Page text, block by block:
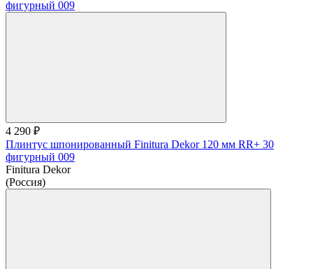
4 290 ₽
Плинтус шпонированный Finitura Dekor 120 мм RR+ 30
фигурный 009
Finitura Dekor
(Россия)